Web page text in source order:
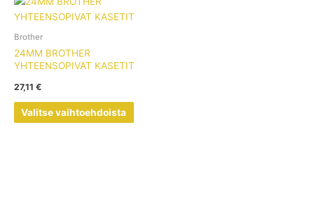
Brother
24MM BROTHER
YHTEENSOPIVAT KASETIT
27,11 €
Valitse vaihtoehdoista
tuotteella
muunnelma.
tuotteen